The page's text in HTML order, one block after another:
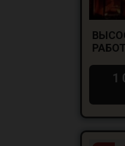
1